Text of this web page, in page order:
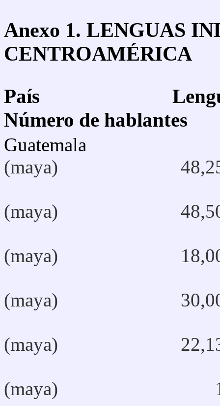
Anexo 1. LENGUAS
CENTROAMÉRICA
País
Número de hablantes
(maya)
(maya)
(maya)
(maya)
(maya)
(maya)